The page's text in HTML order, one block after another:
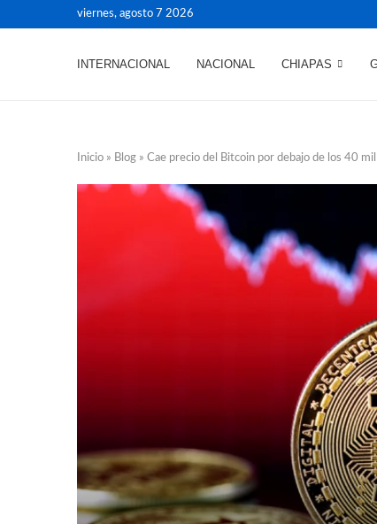
viernes, agosto 7 2026
INTERNACIONAL NACIONAL CHIAPAS
Inicio » Blog » Cae precio del Bitcoin por debajo de los 40